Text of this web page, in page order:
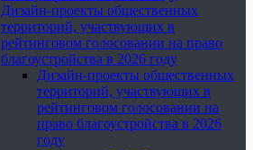
Дизайн-проекты общественных
территорий, участвующих в
рейтинговом голосовании на право
благоустройства в 2026 году
Дизайн-проекты общественных
территорий, участвующих в
рейтинговом голосовании на
право благоустройства в 2026
году